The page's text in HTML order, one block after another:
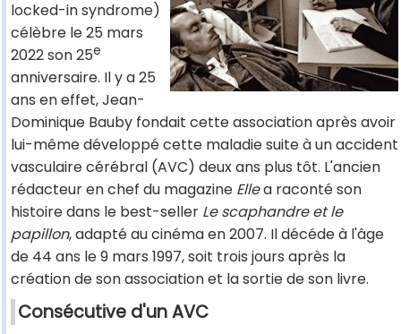
locked-in syndrome)
célèbre le 25 mars
2022 son 25e
anniversaire. Il y a 25
ans en effet, Jean-
Dominique Bauby fondait cette association après avoir
lui-même développé cette maladie suite à un accident
vasculaire cérébral (AVC) deux ans plus tôt. L'ancien
rédacteur en chef du magazine Ellea raconté son
histoire dans le best-seller Le scaphandre et le
papillon, adapté au cinéma en 2007. Il décéde à l'âge
de 44 ans le 9 mars 1997, soit trois jours après la
création de son association et la sortie de son livre.
Consécutive d'un AVC